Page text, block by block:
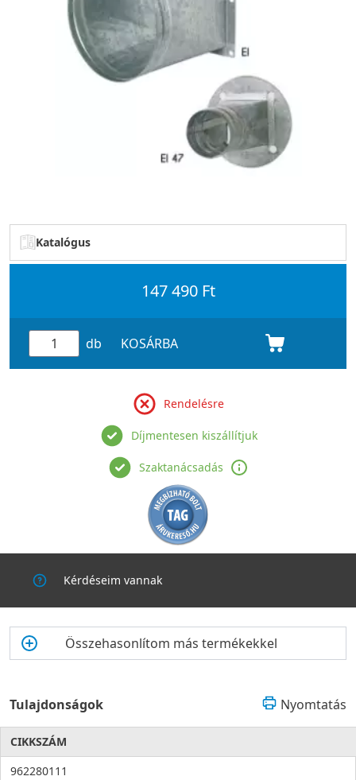
Katalógus
147 490 Ft
db KOSÁRBA
Rendelésre
Díjmentesen kiszállítjuk
Szaktanácsadás
Kérdéseim vannak
Összehasonlítom más termékekkel
Tulajdonságok Nyomtatás
CIKKSZÁM
962280111